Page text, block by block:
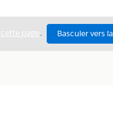
cette page . Basculer vers